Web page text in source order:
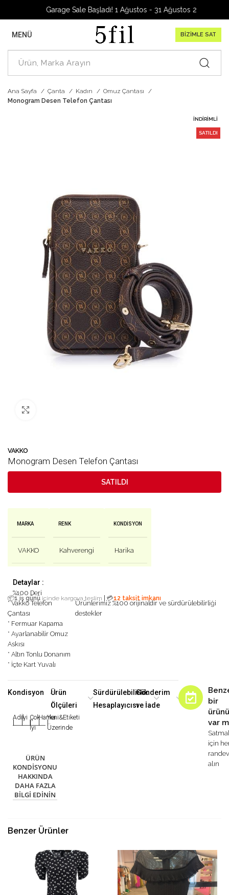
Garage Sale Başladı! 1 Ağustos - 31 Ağustos 2026
MENÜ BİZİMLE SAT
Ana Sayfa Çanta Kadın
Omuz Çantası
Monogram Desen Telefon Çantası
İNDIRIMLI
SATILDI
VAKKO
Monogram Desen Telefon Çantası
SATILDI
MARKA
VAKKO
RENK
Kahverengi
KONDISYON
Harika
Detaylar :
%100 Deri
📦1 iş günü içinde kargoya teslim 💳12 taksit imkanı
* Vakko Telefon
Çantası
* Fermuar Kapama
* Ayarlanabilir Omuz
Askısı
* Altın Tonlu Donanım
* İçte Kart Yuvalı
Ürünlerimiz %100 orijinaldir ve sürdürülebilirliği
destekler
Kondisyon
Adilİyi
|
Çok
İyi
Harika
|
Yeni&Etiketi
Üzerinde
ÜRÜN
KONDISYONU
HAKKINDA
DAHA FAZLA
BILGI EDININ
Ürün
Ölçüleri
Sürdürülebilirlik
Hesaplayıcısı
Gönderim
ve İade
bir
var
için
alın
Benzer Ürünler